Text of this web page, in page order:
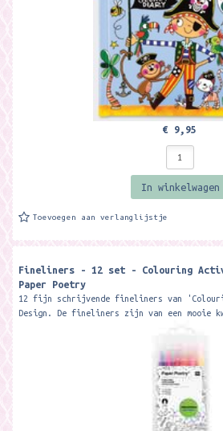
€ 9,95
In winkelwagen
Toevoegen aan verlanglijstje
Fineliners - 12 set - Colouring
Paper Poetry
12 fijn schrijvende fineliners van
Design. De fineliners zijn van een mooie